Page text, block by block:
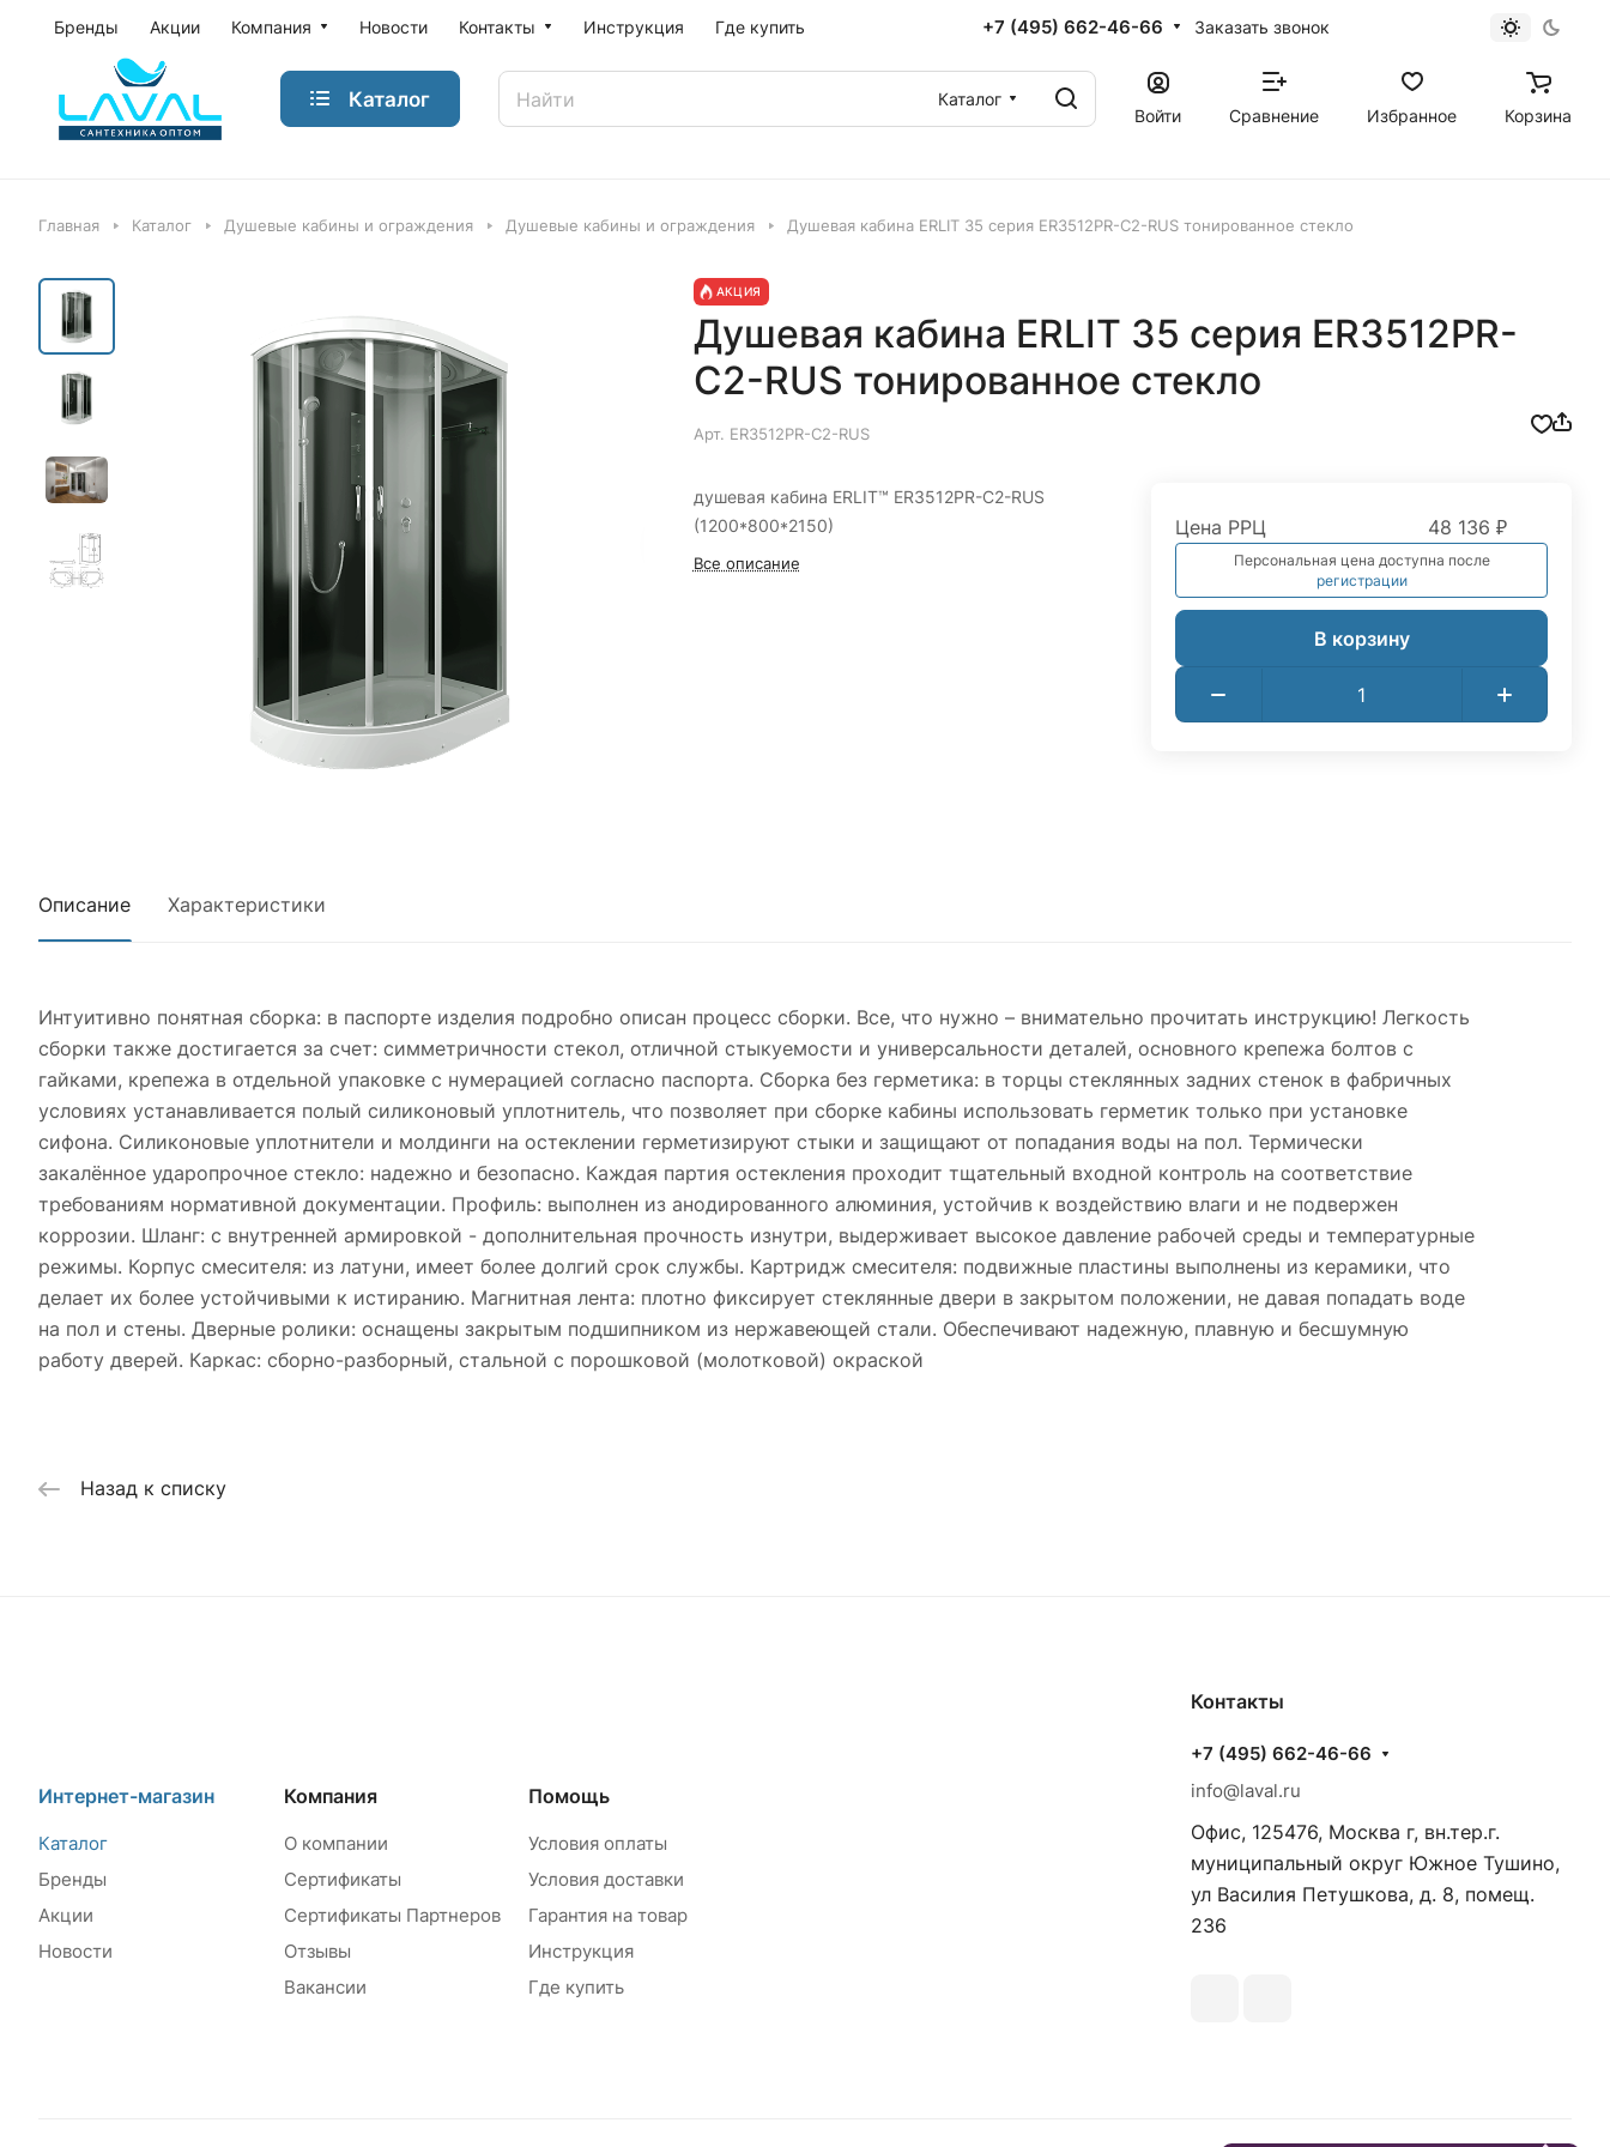
Бренды Акции Компания Новости Контакты Инструкция Где купить +7 (495) 662-46-66 Заказать звонок
Каталог
Каталог
Войти
Сравнение Избранное Корзина
Главная Каталог Душевые кабины и ограждения Душевые кабины и ограждения Душевая кабина ERLIT 35 серия ER3512PR-C2-RUS тонированное стекло
АКЦИЯ
Душевая кабина ERLIT 35 серия ER3512PR-
C2-RUS тонированное стекло
Арт. ER3512PR-C2-RUS
душевая кабина ERLIT™ ER3512PR-C2-RUS
(1200*800*2150)
Все описание
Цена РРЦ 48 136 ₽
Персональная цена доступна после
регистрации
В корзину
Описание Характеристики
Интуитивно понятная сборка: в паспорте изделия подробно описан процесс сборки. Все, что нужно – внимательно прочитать инструкцию! Легкость
сборки также достигается за счет: симметричности стекол, отличной стыкуемости и универсальности деталей, основного крепежа болтов с
гайками, крепежа в отдельной упаковке с нумерацией согласно паспорта. Сборка без герметика: в торцы стеклянных задних стенок в фабричных
условиях устанавливается полый силиконовый уплотнитель, что позволяет при сборке кабины использовать герметик только при установке
сифона. Силиконовые уплотнители и молдинги на остеклении герметизируют стыки и защищают от попадания воды на пол. Термически
закалённое ударопрочное стекло: надежно и безопасно. Каждая партия остекления проходит тщательный входной контроль на соответствие
требованиям нормативной документации. Профиль: выполнен из анодированного алюминия, устойчив к воздействию влаги и не подвержен
коррозии. Шланг: с внутренней армировкой - дополнительная прочность изнутри, выдерживает высокое давление рабочей среды и температурные
режимы. Корпус смесителя: из латуни, имеет более долгий срок службы. Картридж смесителя: подвижные пластины выполнены из керамики, что
делает их более устойчивыми к истиранию. Магнитная лента: плотно фиксирует стеклянные двери в закрытом положении, не давая попадать воде
на пол и стены. Дверные ролики: оснащены закрытым подшипником из нержавеющей стали. Обеспечивают надежную, плавную и бесшумную
работу дверей. Каркас: сборно-разборный, стальной с порошковой (молотковой) окраской
Назад к списку
Интернет-магазин
Каталог
Бренды
Акции
Новости
Компания
О компании
Сертификаты
Сертификаты Партнеров
Отзывы
Вакансии
Помощь
Условия оплаты
Условия доставки
Гарантия на товар
Инструкция
Где купить
Контакты
+7 (495) 662-46-66
info@laval.ru
Офис, 125476, Москва г, вн.тер.г.
муниципальный округ Южное Тушино,
ул Василия Петушкова, д. 8, помещ.
236